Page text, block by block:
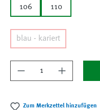
106 110
blau - kariert
Produkt Anzahl:
Zum Merkzettel hinzufügen